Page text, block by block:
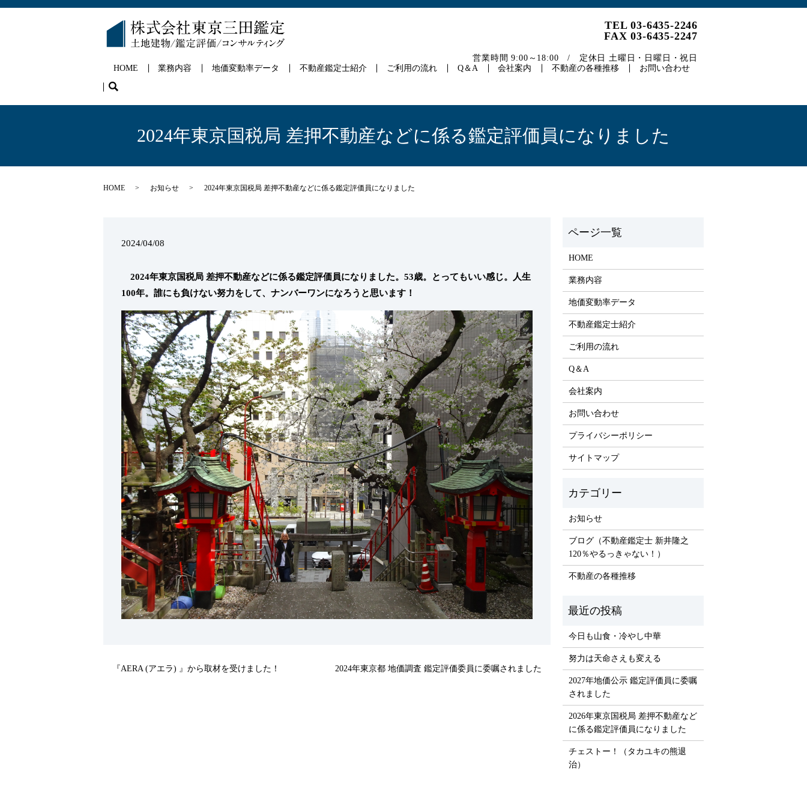
HOME 業務内容 地価変動率データ 不動産鑑定士紹介 ご利用の流れ Q＆A 会社案内 不動産の各種推移 お問い合わせ
search
TEL 03-6435-2246
FAX 03-6435-2247
営業時間 9:00～18:00 / 定休日 土曜日・日曜日・祝日
2024年東京国税局 差押不動産などに係る鑑定評価員になりました
HOME お知らせ 2024年東京国税局 差押不動産などに係る鑑定評価員になりました
2024/04/08
2024年東京国税局 差押不動産などに係る鑑定評価員になりました。53歳。とってもいい感じ。人生
100年。誰にも負けない努力をして、ナンバーワンになろうと思います！
『AERA (アエラ) 』から取材を受けました！ 2024年東京都 地価調査 鑑定評価委員に委嘱されました
HOME
業務内容
地価変動率データ
不動産鑑定士紹介
ご利用の流れ
Q＆A
会社案内
お問い合わせ
プライバシーポリシー
サイトマップ
お知らせ
ブログ（不動産鑑定士 新井隆之
120％やるっきゃない！）
不動産の各種推移
今日も山食・冷やし中華
努力は天命さえも変える
2027年地価公示 鑑定評価員に委嘱
されました
2026年東京国税局 差押不動産など
に係る鑑定評価員になりました
チェストー！（タカユキの熊退
治）